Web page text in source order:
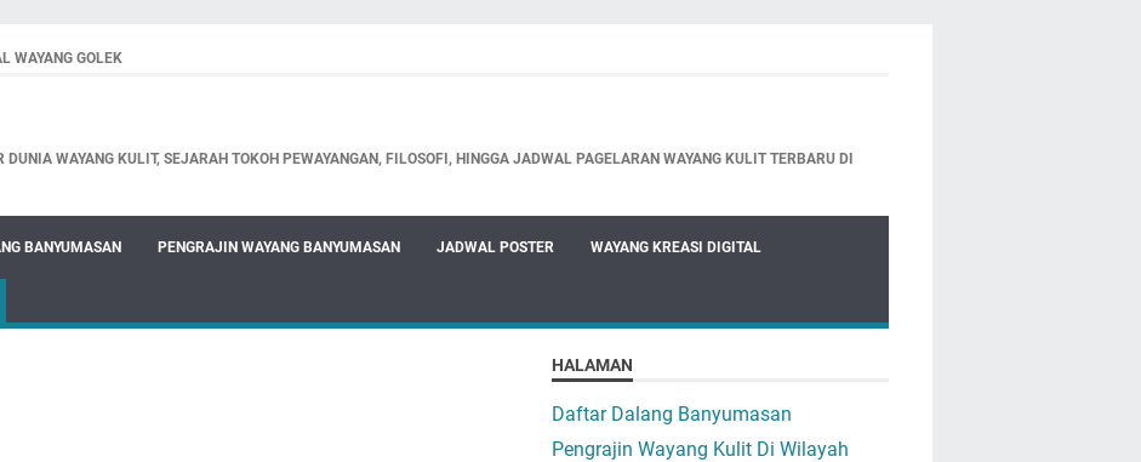
WAYANG GOLEK
DUNIA WAYANG KULIT, SEJARAH TOKOH PEWAYANGAN, FILOSOFI, HINGGA JADWAL PAGELARAN WAYANG KULIT TERBARU DI
BANYUMASAN PENGRAJIN WAYANG BANYUMASAN JADWAL POSTER WAYANG KREASI DIGITAL
HALAMAN
Daftar Dalang Banyumasan
Pengrajin Wayang Kulit Di Wilayah